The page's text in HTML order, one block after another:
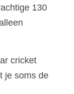
130
cricket
je soms de